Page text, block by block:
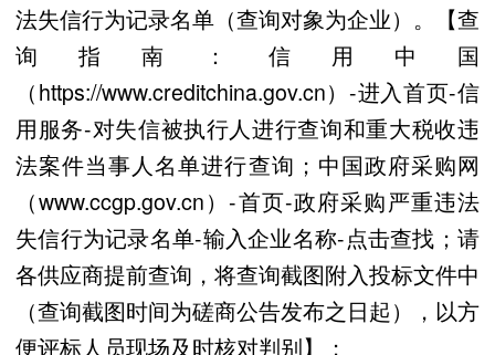
法失信行为记录名单（查询对象为企业）。【查
询指南：信用中国
（https://www.creditchina.gov.cn）-进入首页-信
用服务-对失信被执行人进行查询和重大税收违
法案件当事人名单进行查询；中国政府采购网
（www.ccgp.gov.cn）-首页-政府采购严重违法
失信行为记录名单-输入企业名称-点击查找；请
各供应商提前查询，将查询截图附入投标文件中
（查询截图时间为磋商公告发布之日起），以方
便评标人员现场及时核对判别】；